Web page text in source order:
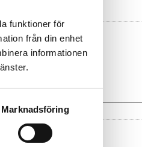
funktioner för
från din enhet
informationen
Marknadsföring